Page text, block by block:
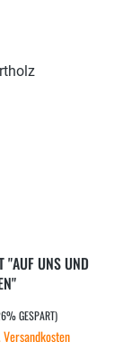
"AUF UNS UND
GESPART)